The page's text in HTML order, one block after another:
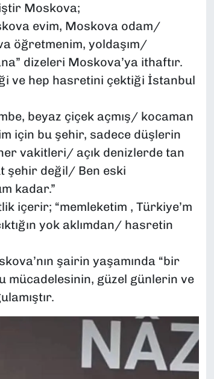
Moskova;
evim, Moskova odam/
öğretmenim, yoldaşım/
dizeleri Moskova’ya ithaftır.
ve hep hasretini çektiği İstanbul
beyaz çiçek açmış/ kocaman
için bu şehir, sadece düşlerin
vakitleri/ açık denizlerde tan
şehir değil/ Ben eski
kadar.”
içerir; “memleketim , Türkiye’m
yok aklımdan/ hasretin
şairin yaşamında “bir
mücadelesinin, güzel günlerin ve